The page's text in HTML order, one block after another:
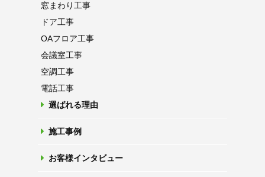
窓まわり工事
ドア工事
OAフロア工事
会議室工事
空調工事
電話工事
選ばれる理由
施工事例
お客様インタビュー